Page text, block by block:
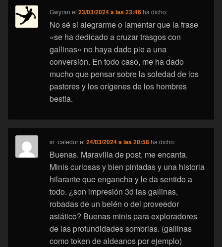
Gwyran el23/03/2024 a las 23:46 ha dicho:
No sé si alegrarme o lamentar que la frase
«se ha dedicado a cruzar trasgos con
gallinas» no haya dado pie a una
conversión. En todo caso, me ha dado
mucho que pensar sobre la soledad de los
pastores y los orígenes de los hombres
bestia.
sr_caledorel24/03/2024 a las 20:58 ha dicho:
Buenas. Maravilla de post, me encanta.
Minis curiosas y bien pintadas y una historia
hilarante que engancha y le da sentido a
todo. ¿son impresión 3d las gallinas,
robadas de un belén o del proveedor
asiático? Buenas minis para exploradores
de las profundidades sombrias. (gallinas
como token de aldeanos por ejemplo)